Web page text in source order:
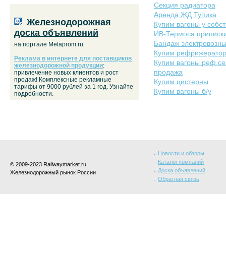
Секция радиатора
Аренда ЖД Тупика
Купим вагоны у
ИВ-Термоса
Бандаж
Купим
Купим вагоны
продажа
Купим цистерны
Купим вагоны б/у
Железнодорожная
доска объявлений
на портале Metaprom.ru
Реклама в интернете для поставщиков
железнодорожной продукции:
привлечение новых клиентов и рост
продаж! Комплексные рекламные
тарифы от 9000 рублей за 1 год. Узнайте
подробности.
© 2009-2023 Railwaymarket.ru
Железнодорожный рынок России
Новости и обзоры
Каталог компаний
Доска объявлений
Обратная связь